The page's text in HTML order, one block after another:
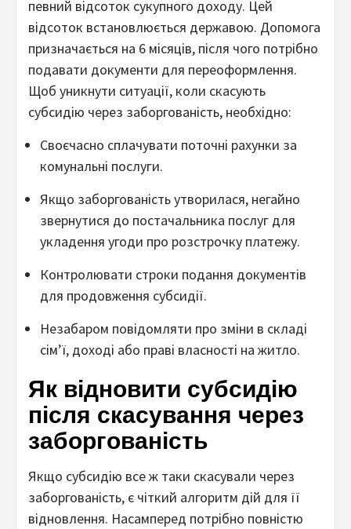
певний відсоток сукупного доходу. Цей
відсоток встановлюється державою. Допомога
призначається на 6 місяців, після чого потрібно
подавати документи для переоформлення.
Щоб уникнути ситуації, коли скасують
субсидію через заборгованість, необхідно:
Своєчасно сплачувати поточні рахунки за
комунальні послуги.
Якщо заборгованість утворилася, негайно
звернутися до постачальника послуг для
укладення угоди про розстрочку платежу.
Контролювати строки подання документів
для продовження субсидії.
Незабаром повідомляти про зміни в складі
сім’ї, доході або праві власності на житло.
Як відновити субсидію
після скасування через
заборгованість
Якщо субсидію все ж таки скасували через
заборгованість, є чіткий алгоритм дій для її
відновлення. Насамперед потрібно повністю